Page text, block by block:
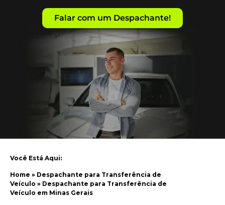
Falar com um Despachante!
Você Está Aqui:
Home » Despachante para Transferência de
Veículo » Despachante para Transferência de
Veículo em Minas Gerais